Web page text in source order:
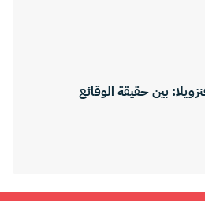
بين حقيقة الوقائع